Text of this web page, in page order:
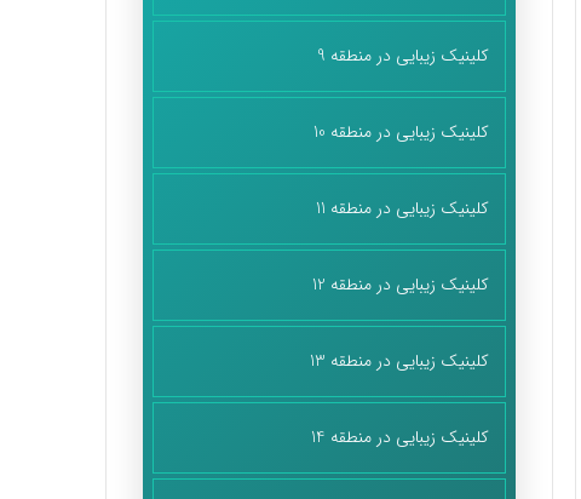
کلینیک زیبایی در منطقه 9
کلینیک زیبایی در منطقه 10
کلینیک زیبایی در منطقه 11
کلینیک زیبایی در منطقه 12
کلینیک زیبایی در منطقه 13
کلینیک زیبایی در منطقه 14